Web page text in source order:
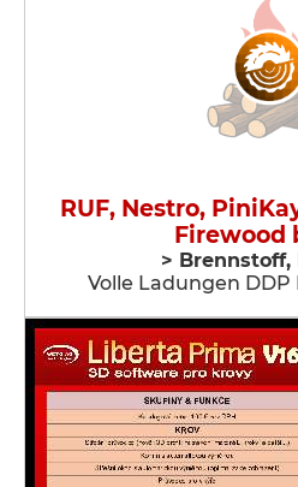
RUF, Nestro,
Firewood
>
Volle Ladungen DDP